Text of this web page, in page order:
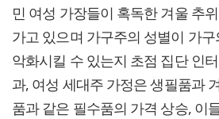
민 여성 가장들이 혹독한 겨울 추
가고 있으며 가구주의 성별이 가
악화시킬 수 있는지 초점 집단 인
과, 여성 세대주 가정은 생필품과
품과 같은 필수품의 가격 상승, 이